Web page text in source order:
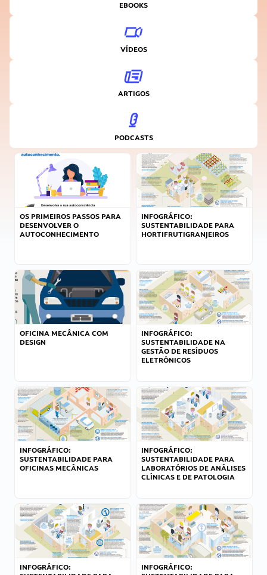
EBOOKS
VÍDEOS
ARTIGOS
PODCASTS
OS PRIMEIROS PASSOS PARA
DESENVOLVER O
AUTOCONHECIMENTO
INFOGRÁFICO:
SUSTENTABILIDADE PARA
HORTIFRUTIGRANJEIROS
OFICINA MECÂNICA COM
DESIGN
INFOGRÁFICO:
SUSTENTABILIDADE NA
GESTÃO DE RESÍDUOS
ELETRÔNICOS
INFOGRÁFICO:
SUSTENTABILIDADE PARA
OFICINAS MECÂNICAS
INFOGRÁFICO:
SUSTENTABILIDADE PARA
LABORATÓRIOS DE ANÁLISES
CLÍNICAS E DE PATOLOGIA
INFOGRÁFICO:
INFOGRÁFICO: